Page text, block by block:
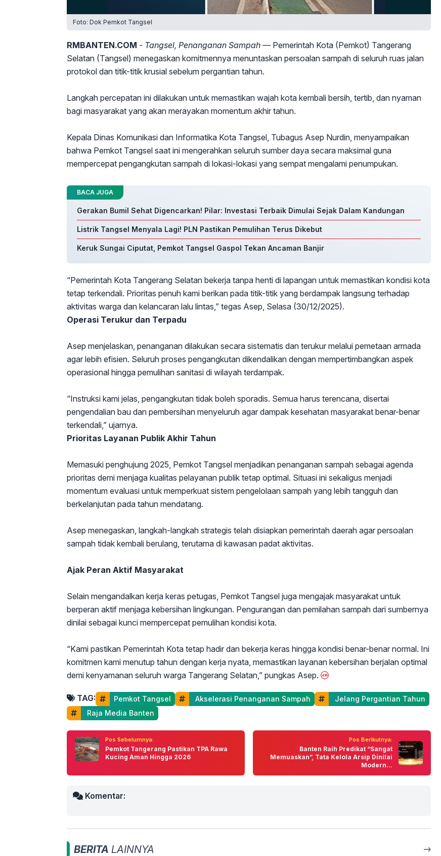
Foto: Dok Pemkot Tangsel
RMBANTEN.COM - Tangsel, Penanganan Sampah —Pemerintah Kota (Pemkot) Tangerang
Selatan (Tangsel) menegaskan komitmennya menuntaskan persoalan sampah di seluruh ruas jalan
protokol dan titik-titik krusial sebelum pergantian tahun.
Langkah percepatan ini dilakukan untuk memastikan wajah kota kembali bersih, tertib, dan nyaman
bagi masyarakat yang akan merayakan momentum akhir tahun.
Kepala Dinas Komunikasi dan Informatika Kota Tangsel, Tubagus Asep Nurdin, menyampaikan
bahwa Pemkot Tangsel saat ini mengerahkan seluruh sumber daya secara maksimal guna
mempercepat pengangkutan sampah di lokasi-lokasi yang sempat mengalami penumpukan.
BACA JUGA
Gerakan Bumil Sehat Digencarkan! Pilar: Investasi Terbaik Dimulai Sejak Dalam Kandungan
Listrik Tangsel Menyala Lagi! PLN Pastikan Pemulihan Terus Dikebut
Keruk Sungai Ciputat, Pemkot Tangsel Gaspol Tekan Ancaman Banjir
“Pemerintah Kota Tangerang Selatan bekerja tanpa henti di lapangan untuk memastikan kondisi kota
tetap terkendali. Prioritas penuh kami berikan pada titik-titik yang berdampak langsung terhadap
aktivitas warga dan kelancaran lalu lintas,” tegas Asep, Selasa (30/12/2025).
Operasi Terukur dan Terpadu
Asep menjelaskan, penanganan dilakukan secara sistematis dan terukur melalui pemetaan armada
agar lebih efisien. Seluruh proses pengangkutan dikendalikan dengan mempertimbangkan aspek
operasional hingga pemulihan sanitasi di wilayah terdampak.
“Instruksi kami jelas, pengangkutan tidak boleh sporadis. Semua harus terencana, disertai
pengendalian bau dan pembersihan menyeluruh agar dampak kesehatan masyarakat benar-benar
terkendali,” ujarnya.
Prioritas Layanan Publik Akhir Tahun
Memasuki penghujung 2025, Pemkot Tangsel menjadikan penanganan sampah sebagai agenda
prioritas demi menjaga kualitas pelayanan publik tetap optimal. Situasi ini sekaligus menjadi
momentum evaluasi untuk memperkuat sistem pengelolaan sampah yang lebih tangguh dan
berkelanjutan pada tahun mendatang.
Asep menegaskan, langkah-langkah strategis telah disiapkan pemerintah daerah agar persoalan
sampah tidak kembali berulang, terutama di kawasan padat aktivitas.
Ajak Peran Aktif Masyarakat
Selain mengandalkan kerja keras petugas, Pemkot Tangsel juga mengajak masyarakat untuk
berperan aktif menjaga kebersihan lingkungan. Pengurangan dan pemilahan sampah dari sumbernya
dinilai sebagai kunci mempercepat pemulihan kondisi kota.
“Kami pastikan Pemerintah Kota tetap hadir dan bekerja keras hingga kondisi benar-benar normal. Ini
komitmen kami menutup tahun dengan kerja nyata, memastikan layanan kebersihan berjalan optimal
demi kenyamanan seluruh warga Tangerang Selatan,” pungkas Asep.
TAG: Pemkot Tangsel Akselerasi Penanganan Sampah
Jelang Pergantian Tahun
Raja Media Banten
Pos Sebelumnya:
Pemkot Tangerang Pastikan TPA Rawa
Kucing Aman Hingga 2026
Pos Berikutnya:
Banten Raih Predikat “Sangat
Memuaskan”, Tata Kelola Arsip Dinilai
Modern...
Komentar:
BERITA LAINNYA